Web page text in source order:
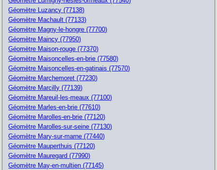
Géomètre Luzancy (77138)
Géomètre Machault (77133)
Géomètre Magny-le-hongre (77700)
Géomètre Maincy (77950)
Géomètre Maison-rouge (77370)
Géomètre Maisoncelles-en-brie (77580)
Géomètre Maisoncelles-en-gatinais (77570)
Géomètre Marchemoret (77230)
Géomètre Marcilly (77139)
Géomètre Mareuil-les-meaux (77100)
Géomètre Marles-en-brie (77610)
Géomètre Marolles-en-brie (77120)
Géomètre Marolles-sur-seine (77130)
Géomètre Mary-sur-marne (77440)
Géomètre Mauperthuis (77120)
Géomètre Mauregard (77990)
Géomètre May-en-multien (77145)